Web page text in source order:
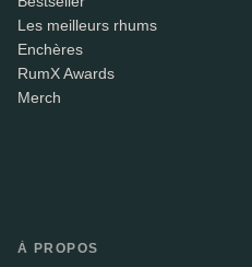
Les meilleurs rhums
Enchères
RumX Awards
Merch
À PROPOS